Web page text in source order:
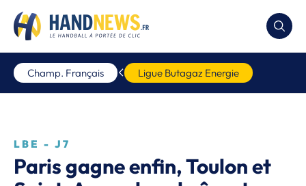
Champ. Français Ligue Butagaz Energie
LBE - J7
Paris gagne enfin, Toulon et